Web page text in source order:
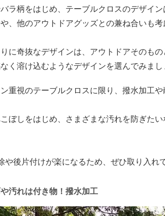
ラ柄をはじめ、テーブルクロスのデザイン
、他のアウトドアグッズとの兼ね合いも考
に奇抜なデザインは、アウトドアそのもの
く溶け込むようなデザインを選んでみまし
重視のテーブルクロスに限り、撥水加工
ぼしをはじめ、さまざまな汚れを防ぎた
や後片付けが楽になるため、ぜひ取り入れ
汚れは付き物！撥水加工